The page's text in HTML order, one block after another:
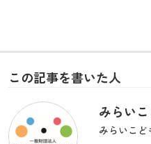
この記事を書いた人
みらい
みらいこど